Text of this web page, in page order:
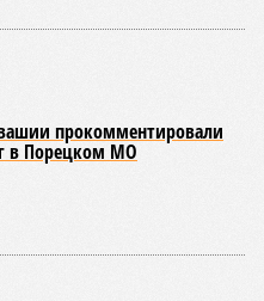
прокомментировали
в Порецком МО